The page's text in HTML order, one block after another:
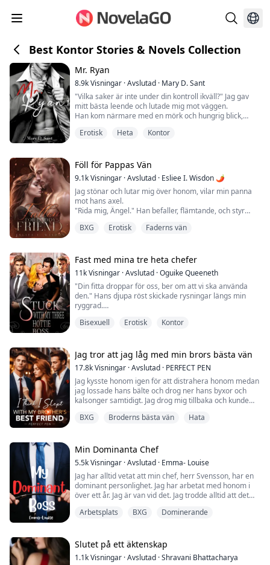
Best Kontor Stories & Novels Collection
Mr. Ryan
8.9kVisningar ·Avslutad · Mary D. Sant
"Vilka saker är inte under din kontroll ikväll?" Jag gav
mitt bästa leende och lutade mig mot väggen.
Han kom närmare med en mörk och hungrig blick,
hans händer nådde mitt ansikte, och han pressade sin
Hans tunga lämnade mig andfådd.
"Om du inte följer med mig, kommer jag att ta dig här
och nu." Han viskade.
_________________________...
Erotisk Heta Kontor
Föll för Pappas Vän
9.1kVisningar ·Avslutad · Esliee I. Wisdon 🌶
Jag stönar och lutar mig över honom, vilar min panna
mot hans axel.
"Rida mig, Ängel." Han befaller, flämtande, och styr
"Sätt in den i mig, snälla..." Jag ber, biter honom i axeln,
ensam. Han gnider bara sin kuk mot mig, och känslan
är bättre än något jag kunnat åstadkomma sj...
BXG Erotisk Faderns vän
Fast med mina tre heta chefer
11kVisningar ·Avslutad ·Oguike Queeneth
"Din fitta droppar för oss, ber om att vi ska använda
den." Hans djupa röst skickade rysningar längs min
ryggrad.
"Vill du det, älskling? Vill du att vi ska ge din lilla fitta vad
"J...ja, herrn." Jag andades
Joanna Clovers hårda arbete under universitetet
lönade sig när hon fick ett jobberbjudande som
sekreterare på sitt drömföretag, Dangote Group of...
Bisexuell Erotisk Kontor
Jag tror att jag låg med min brors bästa vän
17.8kVisningar ·Avslutad · PERFECT PEN
Jag kysste honom igen för att distrahera honom medan
jag lossade hans bälte och drog ner hans byxor och
kalsonger samtidigt. Jag drog mig tillbaka och kunde
stor men inte så här stor och jag är ganska säker på att
blicken med min. Jag svarade genom att lut...
BXG Broderns bästa vän Hata
Min Dominanta Chef
5.5kVisningar ·Avslutad · Emma- Louise
Jag har alltid vetat att min chef, herr Svensson, har en
dominant personlighet. Jag har arbetat med honom i
över ett år. Jag är van vid det. Jag trodde alltid att det
men jag lärde mig snart att det är mer än så.
arbetsrelation. Han bossar runt mig, och jag lyssnar.
Men allt det där är på vä...
Arbetsplats BXG Dominerande
Slutet på ett äktenskap
1.1kVisningar ·Avslutad ·Shravani Bhattacharya